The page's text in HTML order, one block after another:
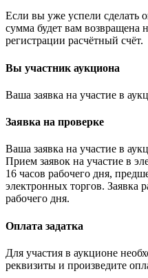
Если вы уже успели сделать
сумма будет вам возвращена
регистрации расчётный счёт.
Вы участник аукциона
Ваша заявка на участие в
Заявка на проверке
Ваша заявка на участие в
Прием заявок на участие в
16 часов рабочего дня,
электронных торгов. Заявка
рабочего дня.
Оплата задатка
Для участия в аукционе
реквизиты и произведите